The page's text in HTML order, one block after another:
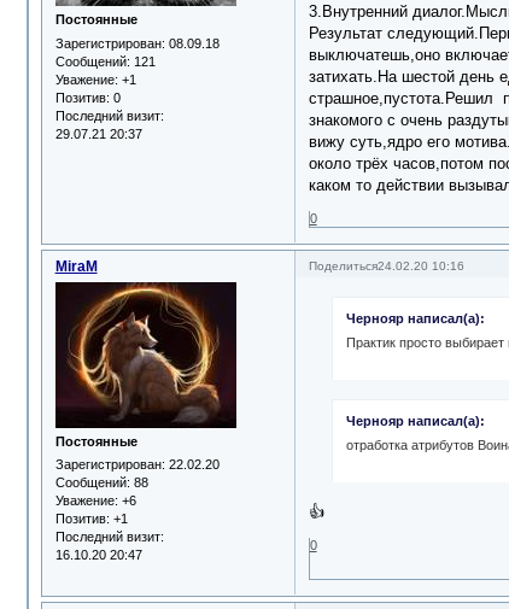
Постоянные
Зарегистрирован: 08.09.18
Сообщений: 121
Уважение: +1
Позитив: 0
Последний визит:
29.07.21 20:37
3.Внутренний
Результат
выключатешь,оно
затихать.На шестой день
страшное,пустота.Решил
знакомого с очень
вижу суть,ядро его
около трёх часов,потом
каком то действии
0
Поделиться24.02.20 10:16
MiraM
Постоянные
Зарегистрирован: 22.02.20
Сообщений: 88
Уважение: +6
Позитив: +1
Последний визит:
16.10.20 20:47
Чернояр написал(а):
Практик просто
Чернояр написал(а):
отработка атрибутов
👍
0